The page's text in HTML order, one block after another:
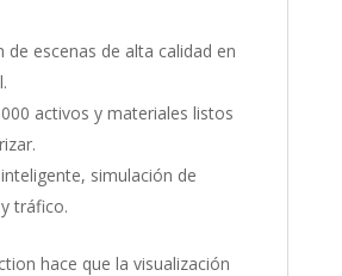
de escenas de alta calidad en
activos y materiales listos
simulación de
tráfico.
hace que la visualización